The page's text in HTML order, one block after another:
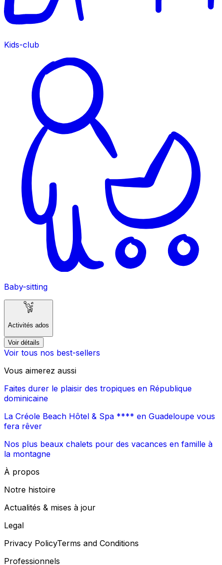
Kids-club
Baby-sitting
Activités ados
Voir détails
Voir tous nos best-sellers
Vous aimerez aussi
Faites durer le plaisir des tropiques en République
dominicaine
La Créole Beach Hôtel & Spa **** en Guadeloupe vous
fera rêver
Nos plus beaux chalets pour des vacances en famille à
la montagne
À propos
Notre histoire
Actualités & mises à jour
Legal
Privacy PolicyTerms and Conditions
Professionnels